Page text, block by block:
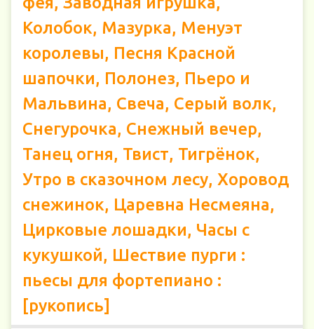
Колобок, Мазурка, Менуэт
королевы, Песня Красной
шапочки, Полонез, Пьеро и
Мальвина, Свеча, Серый волк,
Снегурочка, Снежный вечер,
Танец огня, Твист, Тигрёнок,
Утро в сказочном лесу, Хоровод
снежинок, Царевна Несмеяна,
Цирковые лошадки, Часы с
кукушкой, Шествие пурги :
пьесы для фортепиано :
[рукопись]